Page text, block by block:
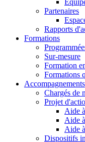
Partenaires
Rapports
Formations
Sur-mesure
Formation
Formations
Accompagnements
Chargés de
Projet
Aide
Aide
Aide
Dispositifs